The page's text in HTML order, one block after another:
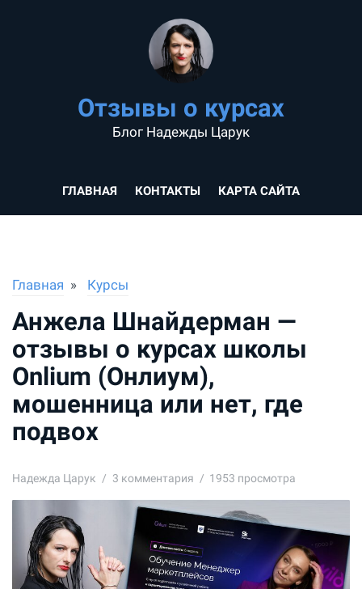
Отзывы о курсах
Блог Надежды Царук
ГЛАВНАЯ КОНТАКТЫ КАРТА САЙТА
Главная Курсы
Анжела Шнайдерман —
отзывы о курсах школы
Onlium (Онлиум),
мошенница или нет, где
подвох
Надежда Царук 3 комментария 1953 просмотра